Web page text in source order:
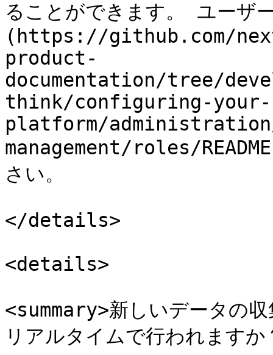
ることができます。 ユーザ
(https://github.com/
product-
documentation/tree/
think/configuring-your-
platform/
management/roles/
さい。
</details>
<details>
<summary>新しいデータの
リアルタイムで行われます